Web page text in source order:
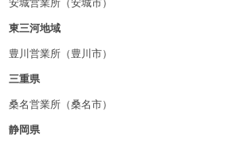
東三河地域
豊川営業所（豊川市）
三重県
桑名営業所（桑名市）
静岡県